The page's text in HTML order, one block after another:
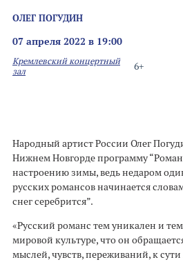
ОЛЕГ ПОГУДИН
07 апреля 2022 в 19:00
6+
Кремлевский концертный
зал
Народный артист России Олег
Нижнем Новгорде программу
настроению зимы, ведь недаром
русских романсов начинается
снег серебрится”.
«Русский романс тем уникален и
мировой культуре, что он
мыслей, чувств, переживаний, к